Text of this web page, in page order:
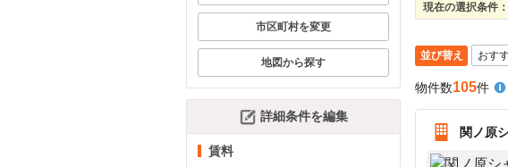
市区町村を変更
地図から探す
詳細条件を編集
賃料
現在の選択条件：
並び替え
物件数105件
関ノ原